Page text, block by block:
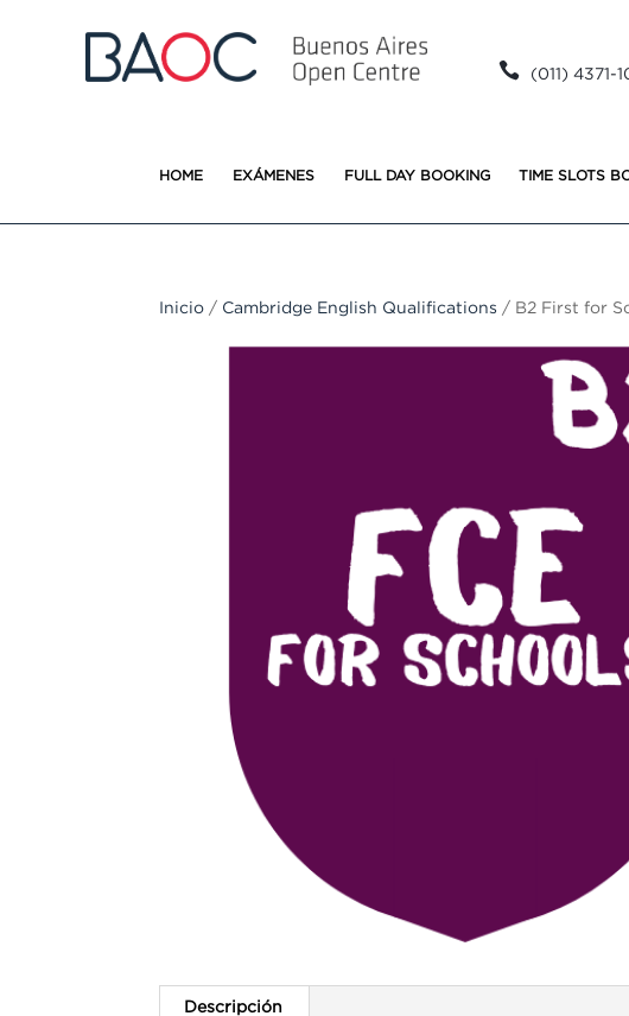
 (011)
HOME EXÁMENES FULL DAY BOOKING TIME SLOTS
Inicio / Cambridge English Qualifications / B2 First for
Descripción